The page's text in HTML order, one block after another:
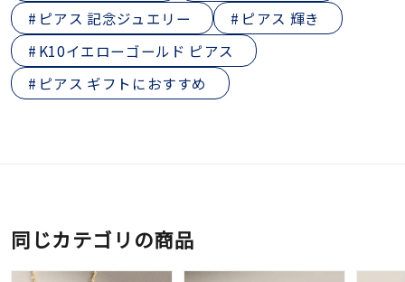
ピアス 記念ジュエリー
ピアス 輝き
K10イエローゴールド ピアス
ピアス ギフトにおすすめ
同じカテゴリの商品